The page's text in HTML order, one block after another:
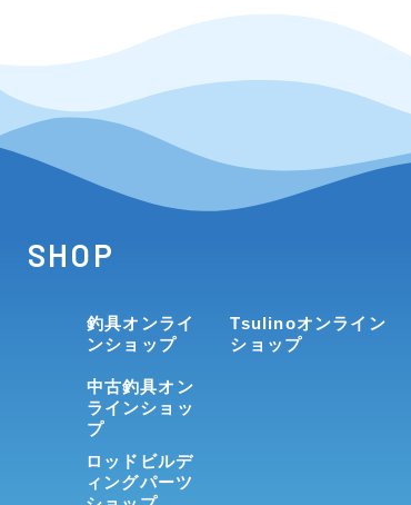
SHOP
釣具オンライ
ンショップ
中古釣具オン
ラインショッ
プ
ロッドビルデ
ィングパーツ
Tsulinoオンライン
ショップ